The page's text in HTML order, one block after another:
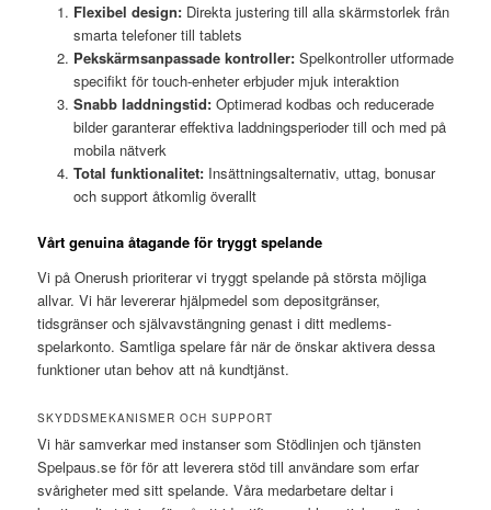
Flexibel design:Direkta justering till alla skärmstorlek från
smarta telefoner till tablets
Pekskärmsanpassade kontroller:Spelkontroller utformade
specifikt för touch-enheter erbjuder mjuk interaktion
Snabb laddningstid:Optimerad kodbas och reducerade
bilder garanterar effektiva laddningsperioder till och med på
mobila nätverk
Total funktionalitet:Insättningsalternativ, uttag, bonusar
och support åtkomlig överallt
Vårt genuina åtagande för tryggt spelande
Vi på Onerush prioriterar vi tryggt spelande på största möjliga
allvar. Vi här levererar hjälpmedel som depositgränser,
tidsgränser och självavstängning genast i ditt medlems-
spelarkonto. Samtliga spelare får när de önskar aktivera dessa
funktioner utan behov att nå kundtjänst.
SKYDDSMEKANISMER OCH SUPPORT
Vi här samverkar med instanser som Stödlinjen och tjänsten
Spelpaus.se för för att leverera stöd till användare som erfar
svårigheter med sitt spelande. Våra medarbetare deltar i